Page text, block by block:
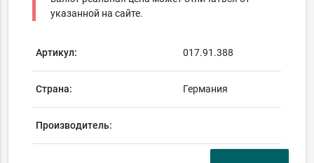
указанной на сайте.
Артикул: 017.91.388
Страна: Германия
Производитель: